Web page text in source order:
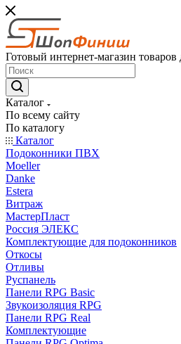
Готовый интернет-магазин товаров
Каталог
По всему сайту
По каталогу
Каталог
Подоконники ПВХ
Moeller
Danke
Estera
Витраж
МастерПласт
Россия ЭЛЕКС
Комплектующие для подоконников
Откосы
Отливы
Руспанель
Панели RPG Basic
Звукоизоляция RPG
Панели RPG Real
Комплектующие